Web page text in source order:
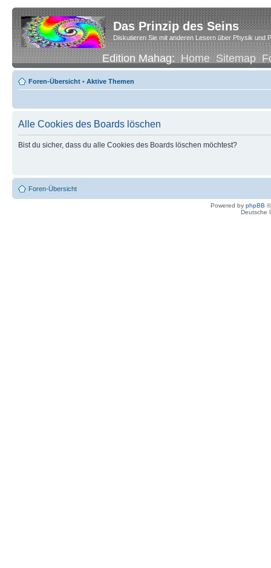
Das Prinzip des Seins
Diskutieren Sie mit anderen Lesern über Physik und
Edition Mahag:Home Sitemap
Foren-Übersicht • Aktive Themen
Alle Cookies des Boards löschen
Bist du sicher, dass du alle Cookies des Boards löschen möchtest?
Foren-Übersicht
Powered by phpBB
Deutsche